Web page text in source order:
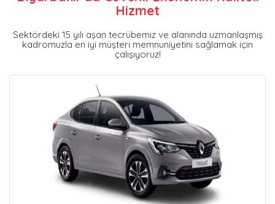
Hizmet
Sektördeki 15 yılı aşan tecrübemiz ve alanında uzmanlaşmış
kadromuzla en iyi müşteri memnuniyetini sağlamak için
çalışıyoruz!